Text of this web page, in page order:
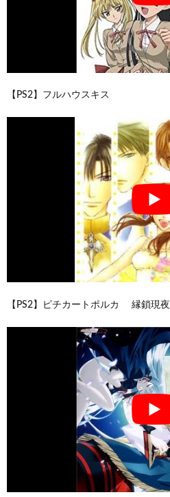
【PS2】フルハウスキス
【PS2】ピチカートポルカ 縁鎖現夜